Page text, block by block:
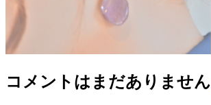
コメントはまだありません